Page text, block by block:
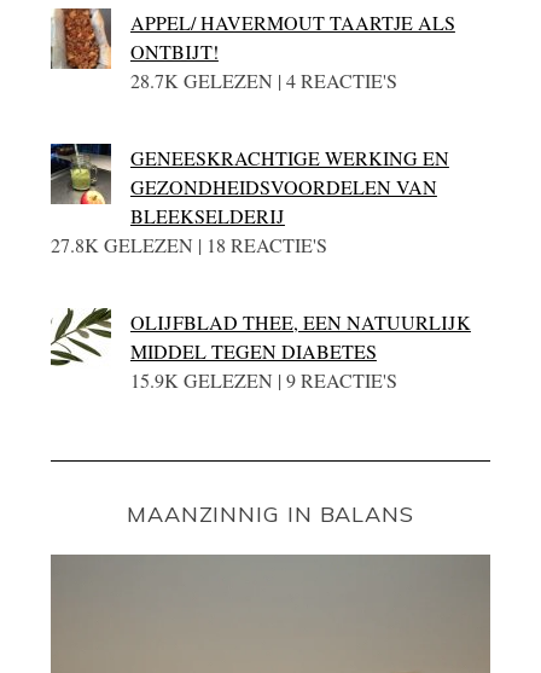
APPEL/ HAVERMOUT TAARTJE ALS
ONTBIJT!
28.7K GELEZEN | 4 REACTIE'S
GENEESKRACHTIGE WERKING EN
GEZONDHEIDSVOORDELEN VAN
BLEEKSELDERIJ
27.8K GELEZEN | 18 REACTIE'S
OLIJFBLAD THEE, EEN NATUURLIJK
MIDDEL TEGEN DIABETES
15.9K GELEZEN | 9 REACTIE'S
MAANZINNIG IN BALANS